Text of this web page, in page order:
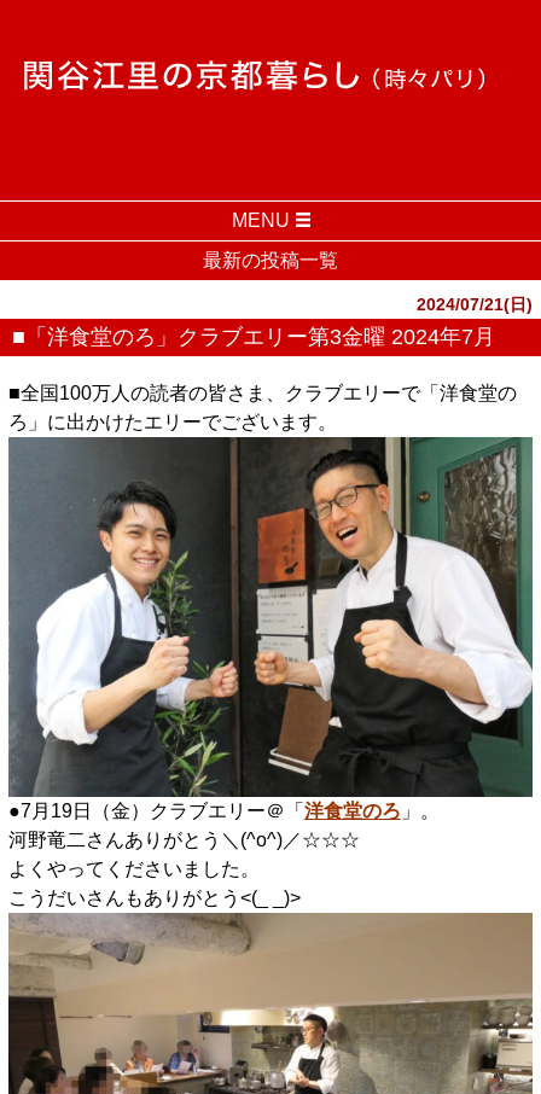
MENU
最新の投稿一覧
2024/07/21(日)
■「洋食堂のろ」クラブエリー第3金曜 2024年7月
■全国100万人の読者の皆さま、クラブエリーで「洋食堂の
ろ」に出かけたエリーでございます。
●7月19日（金）クラブエリー＠「 洋食堂のろ 」。
河野竜二さんありがとう＼(^o^)／☆☆☆
よくやってくださいました。
こうだいさんもありがとう<(_ _)>